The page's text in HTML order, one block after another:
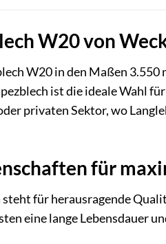
W20 von
W20 in den Maßen
ist die ideale Wahl
privaten Sektor, wo
für
für herausragende
eine lange Lebensdauer